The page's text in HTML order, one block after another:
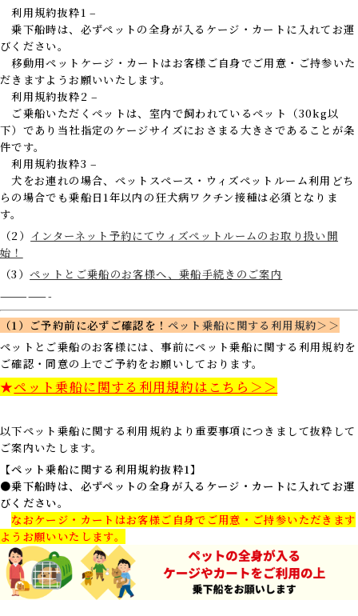
利用規約抜粋1 –
乗下船時は、必ずペットの全身が入るケージ・カートに入れてお運
びください。
移動用ペットケージ・カートはお客様ご自身でご用意・ご持参いた
だきますようお願いいたします。
利用規約抜粋2 –
ご乗船いただくペットは、室内で飼われているペット（30kg以
下）であり当社指定のケージサイズにおさまる大きさであることが条
件です。
利用規約抜粋3 –
犬をお連れの場合、ペットスペース・ウィズペットルーム利用どち
らの場合でも乗船日1年以内の狂犬病ワクチン接種は必須となりま
す。
（2） インターネット予約にてウィズペットルームのお取り扱い開
始！
（3）ペットとご乗船のお客様へ、乗船手続きのご案内
—————-
（1）ご予約前に必ずご確認を！ ペット乗船に関する利用規約＞＞
ペットとご乗船のお客様には、事前にペット乗船に関する利用規約を
ご確認・同意の上でご予約をお願いしております。
★ペット乗船に関する利用規約はこちら＞＞
以下ペット乗船に関する利用規約より重要事項につきまして抜粋して
ご案内いたします。
【ペット乗船に関する利用規約抜粋1】
●乗下船時は、必ずペットの全身が入るケージ・カートに入れてお運
びください。
なおケージ・カートはお客様ご自身でご用意・ご持参いただきます
ようお願いいたします。